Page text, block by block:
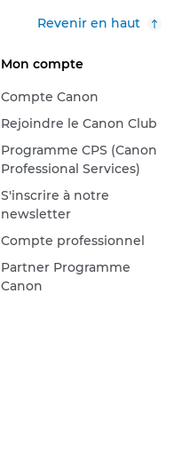
Revenir en haut
Mon compte
Compte Canon
Rejoindre le Canon Club
Programme CPS (Canon
Professional Services)
S'inscrire à notre
newsletter
Compte professionnel
Partner Programme
Canon